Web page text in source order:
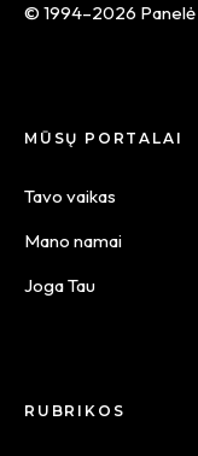
© 1994–2026 Panelė
MŪSŲ PORTALAI
Tavo vaikas
Mano namai
Joga Tau
RUBRIKOS